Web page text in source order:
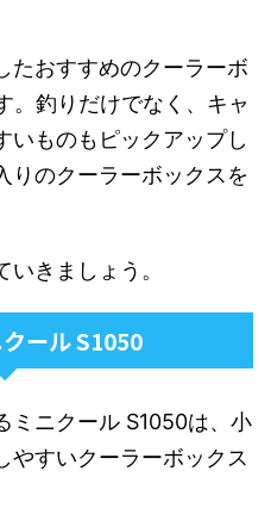
たおすすめのクーラーボ
。釣りだけでなく、キャ
いものもピックアップし
りのクーラーボックスを
きましょう。
ール S1050
ミニクール S1050は、小
やすいクーラーボックス